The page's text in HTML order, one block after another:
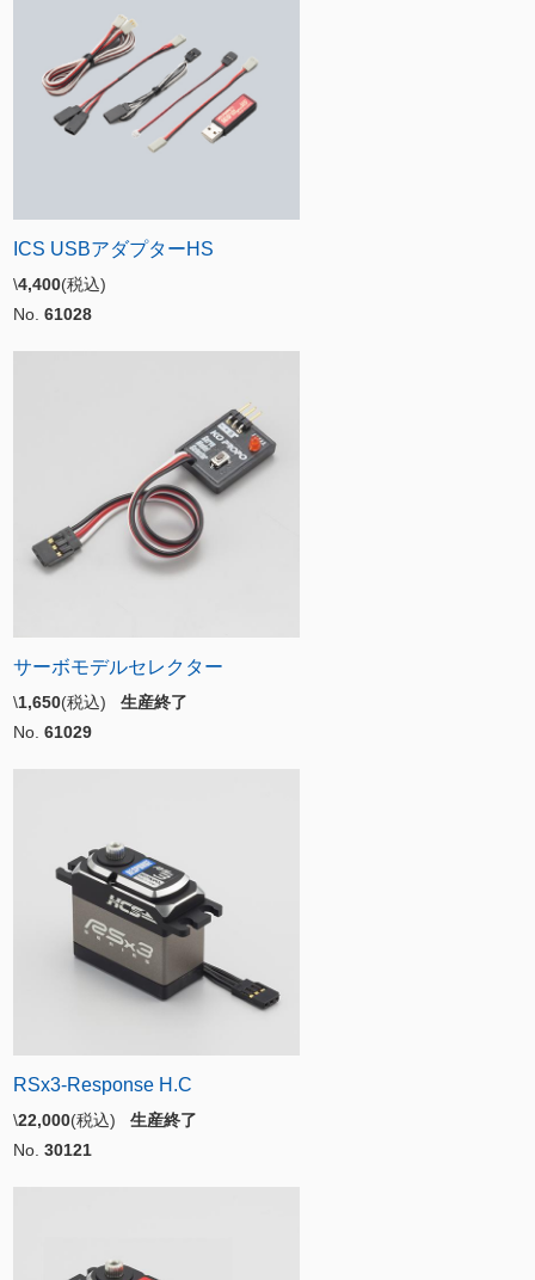
ICS USBアダプターHS
\4,400(税込)
No. 61028
サーボモデルセレクター
\1,650(税込) 生産終了
No. 61029
RSx3-Response H.C
\22,000(税込) 生産終了
No. 30121